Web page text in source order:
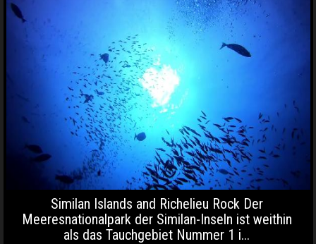
Similan Islands and Richelieu Rock Der
Meeresnationalpark der Similan-Inseln ist weithin
als das Tauchgebiet Nummer 1 i...